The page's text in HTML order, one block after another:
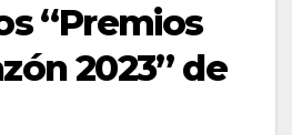
“Premios
2023” de